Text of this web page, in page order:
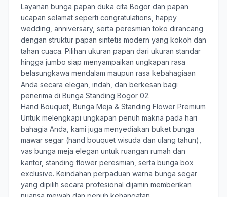
Layanan bunga papan duka cita Bogor dan papan
ucapan selamat seperti congratulations, happy
wedding, anniversary, serta peresmian toko dirancang
dengan struktur papan sintetis modern yang kokoh dan
tahan cuaca. Pilihan ukuran papan dari ukuran standar
hingga jumbo siap menyampaikan ungkapan rasa
belasungkawa mendalam maupun rasa kebahagiaan
Anda secara elegan, indah, dan berkesan bagi
penerima di Bunga Standing Bogor 02.
Hand Bouquet, Bunga Meja & Standing Flower Premium
Untuk melengkapi ungkapan penuh makna pada hari
bahagia Anda, kami juga menyediakan buket bunga
mawar segar (hand bouquet wisuda dan ulang tahun),
vas bunga meja elegan untuk ruangan rumah dan
kantor, standing flower peresmian, serta bunga box
exclusive. Keindahan perpaduan warna bunga segar
yang dipilih secara profesional dijamin memberikan